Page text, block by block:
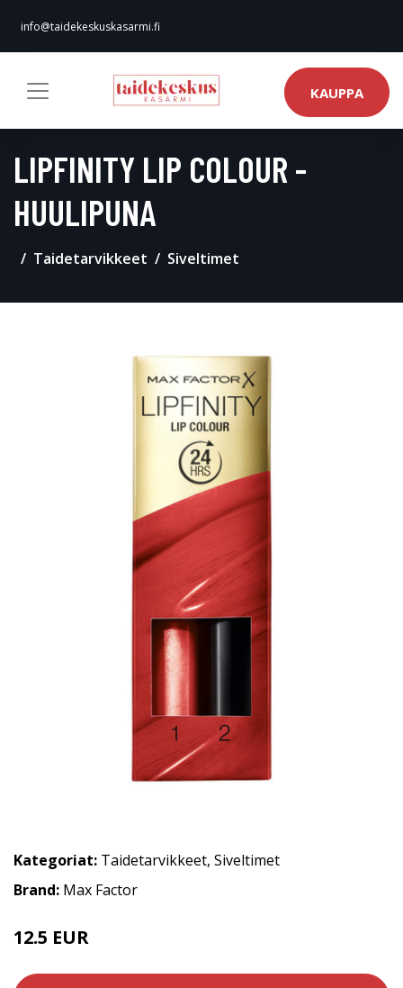
info@taidekeskuskasarmi.fi
KAUPPA
LIPFINITY LIP COLOUR -
HUULIPUNA
Taidetarvikkeet Siveltimet
Kategoriat: Taidetarvikkeet, Siveltimet
Brand: Max Factor
12.5 EUR